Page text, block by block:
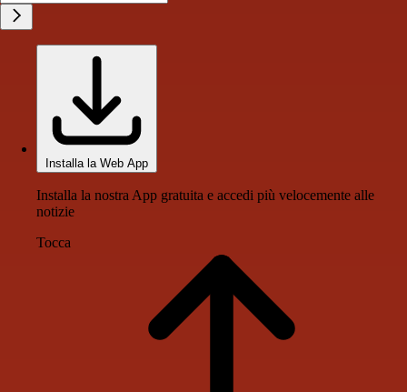
Installa la Web App
Installa la nostra App gratuita e accedi più velocemente alle
notizie
Tocca